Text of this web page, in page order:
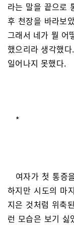
라는 말을 끝으로
후 천장을 바라보
그래서 네가 뭘 어
했으리라 생각했
일어나지 못했다.
*
여자가 첫 통증
하지만 시도의 마
지은 것처럼 위축
런 모습은 보기 싫